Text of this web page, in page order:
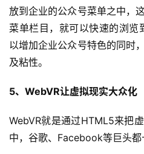
发
微
信
开
小
程
序
放到企业的公众号菜单之中，
菜单栏目，就可以快速的浏
以增加企业公众号特色的同时
及粘性。
5、WebVR让虚拟现实大众化
WebVR就是通过HTML5来把
中，谷歌、Facebook等巨头都